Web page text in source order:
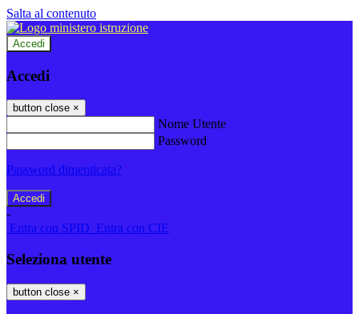
Salta al contenuto
Accedi
Accedi
button close ×
Nome Utente
Password
Password dimenticata?
-
Entra con SPID Entra con CIE
Seleziona utente
button close ×